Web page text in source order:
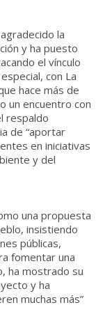
la
y ha puesto
el vínculo
con La
hace más de
un encuentro con
respaldo
de “aportar
en iniciativas
y del
una propuesta
insistiendo
públicas,
fomentar una
ha mostrado su
y ha
muchas más”